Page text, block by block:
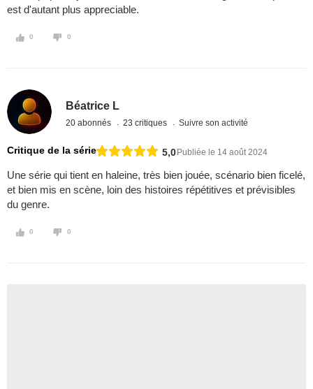
est d'autant plus appreciable.
0 0
Béatrice L
20 abonnés 23 critiques Suivre son activité
Critique de la série 5,0Publiée le 14 août 2024
Une série qui tient en haleine, très bien jouée, scénario bien ficelé,
et bien mis en scène, loin des histoires répétitives et prévisibles
du genre.
0 0